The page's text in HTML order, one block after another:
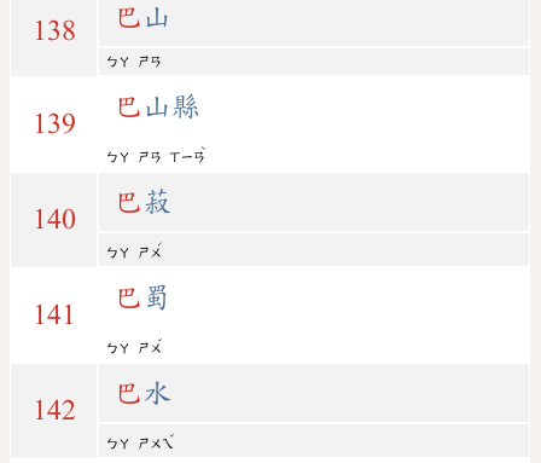
138 巴 山
ㄅㄚ ㄕㄢ
139
巴 山縣
ㄅㄚ ㄕㄢ ㄒㄧㄢ
ˋ
140
巴菽
ㄅㄚ ㄕㄨ
ˊ
141
巴 蜀
ㄅㄚ ㄕㄨ
ˇ
142
巴水
ㄅㄚ ㄕㄨㄟ
ˇ